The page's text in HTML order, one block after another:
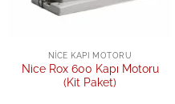
NICE KAPI MOTORU
Nice Rox 600 Kapı Motoru
(Kit Paket)